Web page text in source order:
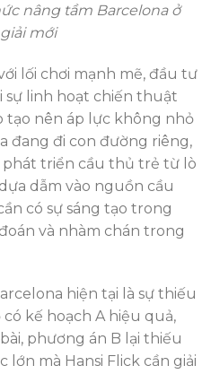
nâng tầm Barcelona ở
mới
lối chơi mạnh mẽ, đầu tư
sự linh hoạt chiến thuật
tạo nên áp lực không nhỏ
đang đi con đường riêng,
triển cầu thủ trẻ từ lò
dẫm vào nguồn cầu
có sự sáng tạo trong
và nhàm chán trong
hiện tại là sự thiếu
kế hoạch A hiệu quả,
phương án B lại thiếu
mà Hansi Flick cần giải